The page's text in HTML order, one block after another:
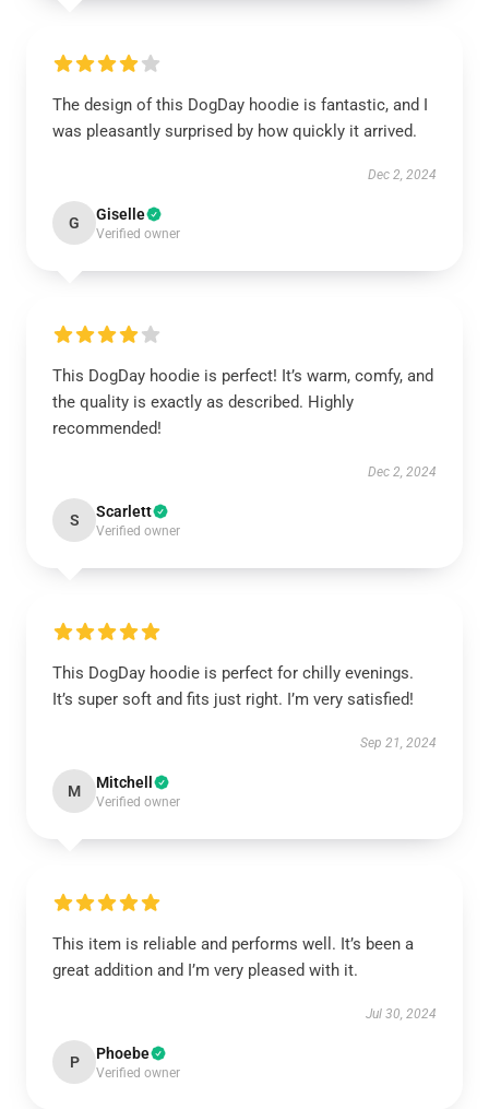
The design of this DogDay hoodie is fantastic, and I
was pleasantly surprised by how quickly it arrived.
Dec 2, 2024
G Giselle
Verified owner
This DogDay hoodie is perfect! It’s warm, comfy, and
the quality is exactly as described. Highly
recommended!
Dec 2, 2024
S Scarlett
Verified owner
This DogDay hoodie is perfect for chilly evenings.
It’s super soft and fits just right. I’m very satisfied!
Sep 21, 2024
M Mitchell
Verified owner
This item is reliable and performs well. It’s been a
great addition and I’m very pleased with it.
Jul 30, 2024
P Phoebe
Verified owner